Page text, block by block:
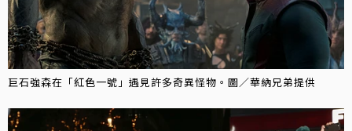
巨石強森在「紅色一號」遇見許多奇異怪物。圖／華納兄弟提供